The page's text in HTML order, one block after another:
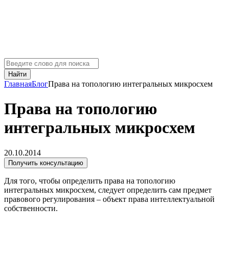
Найти
ГлавнаяБлогПрава на топологию интегральных микросхем
Права на топологию
интегральных микросхем
20.10.2014
Получить консультацию
Для того, чтобы определить права на топологию
интегральных микросхем, следует определить сам предмет
правового регулирования – объект права интеллектуальной
собственности.